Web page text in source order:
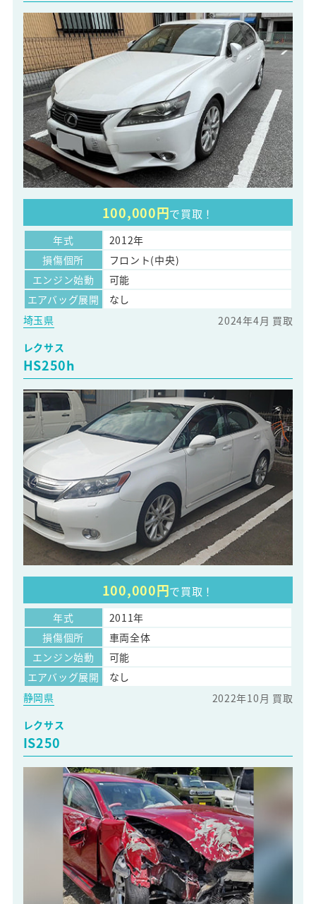
100,000円で買取！
年式
2012年
損傷個所
フロント(中央)
エンジン始動
可能
エアバッグ展開
なし
埼玉県
2024年4月 買取
レクサス
HS250h
100,000円で買取！
年式
2011年
損傷個所
車両全体
エンジン始動
可能
エアバッグ展開
なし
静岡県
2022年10月 買取
レクサス
IS250